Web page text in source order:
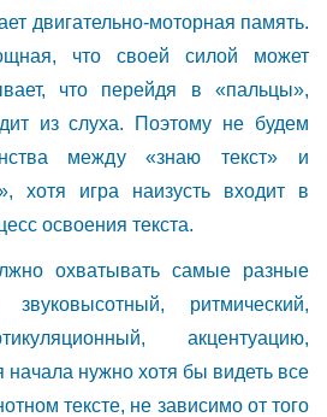
двигательно-моторная память.
что своей силой может
что перейдя в «пальцы»,
из слуха. Поэтому не будем
между «знаю текст» и
хотя игра наизусть входит в
освоения текста.
охватывать самые разные
ритмический,
акцентуацию,
начала нужно хотя бы видеть все
тексте, не зависимо от того